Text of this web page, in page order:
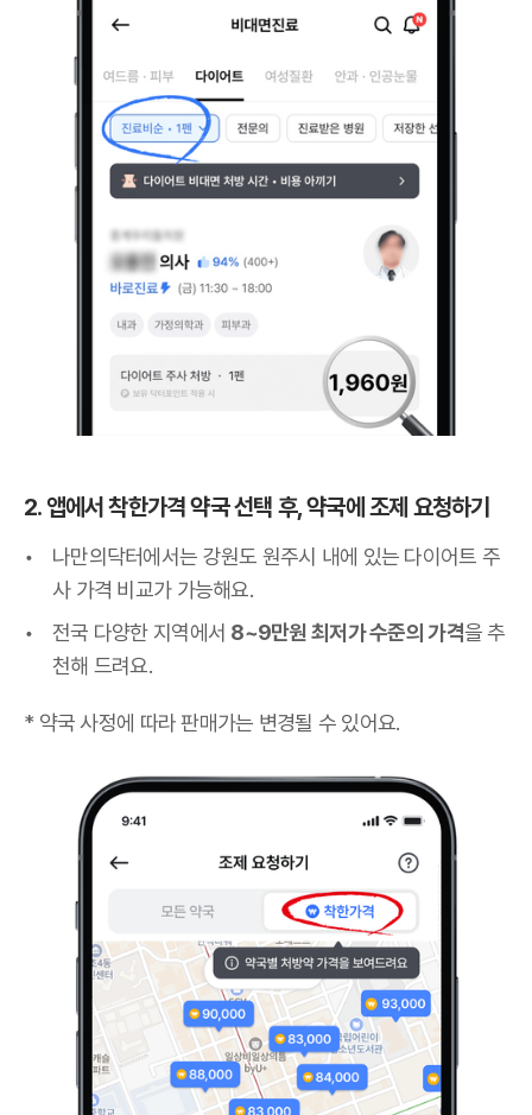
2. 앱에서 착한가격 약국 선택 후, 약국에 조제 요청하기
나만의닥터에서는 강원도 원주시 내에 있는 다이어트 주
사 가격 비교가 가능해요.
전국 다양한 지역에서 8~9만원 최저가 수준의 가격을 추
천해 드려요.
* 약국 사정에 따라 판매가는 변경될 수 있어요.